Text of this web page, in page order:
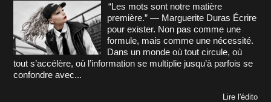
“Les mots sont notre matière
première.” — Marguerite Duras Écrire
pour exister. Non pas comme une
formule, mais comme une nécessité.
Dans un monde où tout circule, où
tout s’accélère, où l’information se multiplie jusqu’à parfois se
confondre avec...
Lire l'édito